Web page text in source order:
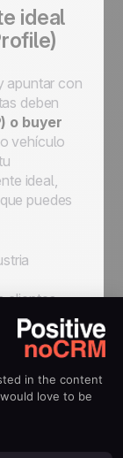
ideal
apuntar con
deben
o buyer
vehículo
ideal,
puedes
clientes
similar?
perfiles
del
de la